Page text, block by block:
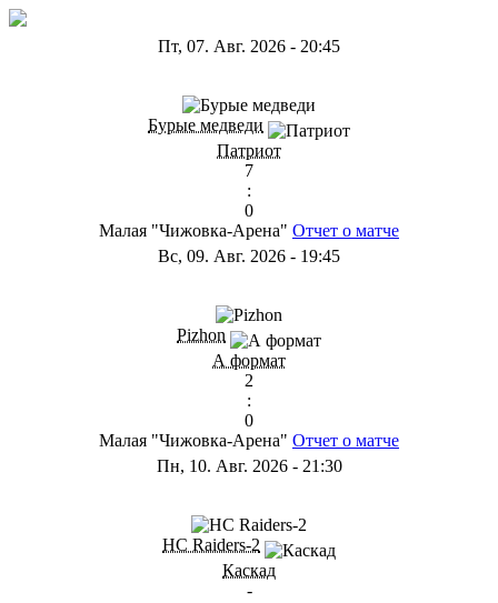
Пт, 07. Авг. 2026 - 20:45
Бурые медведи
Патриот
7
:
0
Малая "Чижовка-Арена" Отчет о матче
Вс, 09. Авг. 2026 - 19:45
Pizhon
А формат
2
:
0
Малая "Чижовка-Арена" Отчет о матче
Пн, 10. Авг. 2026- 21:30
HC Raiders-2
Каскад
-